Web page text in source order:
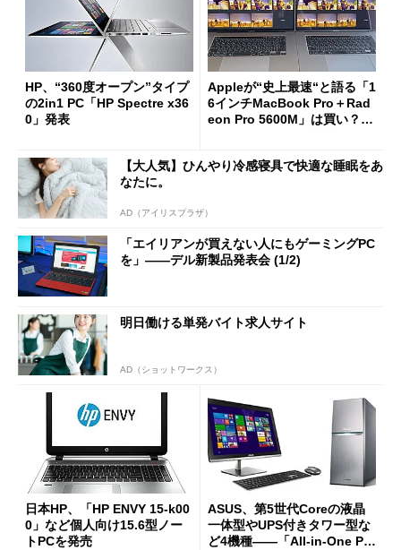
HP、“360度オープン”タイプ
の2in1 PC「HP Spectre x36
0」発表
Appleが“史上最速“と語る「1
6インチMacBook Pro＋Rad
eon Pro 5600M」は買い？
【大人気】ひんやり冷感寝具で快適な睡眠をあ
なたに。
AD（アイリスプラザ）
「エイリアンが買えない人にもゲーミングPC
を」――デル新製品発表会 (1/2)
明日働ける単発バイト求人サイト
AD（ショットワークス）
日本HP、「HP ENVY 15-k00
0」など個人向け15.6型ノー
トPCを発売
ASUS、第5世代Coreの液晶
一体型やUPS付きタワー型な
ど4機種――「All-in-One PC